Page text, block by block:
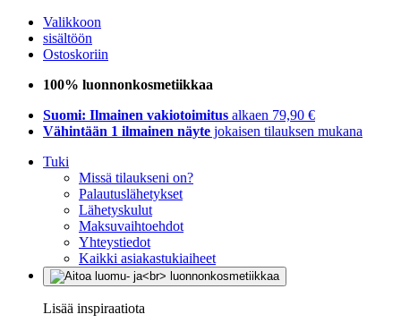
Valikkoon
sisältöön
Ostoskoriin
100% luonnonkosmetiikkaa
Suomi: Ilmainen vakiotoimitus alkaen 79,90 €
Vähintään 1 ilmainen näyte jokaisen tilauksen mukana
Tuki
Missä tilaukseni on?
Palautuslähetykset
Lähetyskulut
Maksuvaihtoehdot
Yhteystiedot
Kaikki asiakastukiaiheet
Lisää inspiraatiota